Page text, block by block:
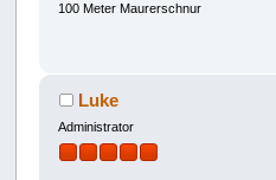
100 Meter Maurerschnur
Luke
Administrator